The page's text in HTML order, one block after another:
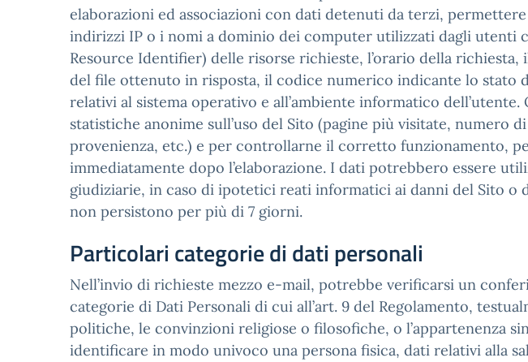
elaborazioni ed associazioni con dati detenuti da terzi,
indirizzi IP o i nomi a dominio dei computer utilizzati dagli utenti
Resource Identifier) delle risorse richieste, l’orario della
del file ottenuto in risposta, il codice numerico indicante lo stato
relativi al sistema operativo e all’ambiente informatico
statistiche anonime sull’uso del Sito (pagine più visitate, numero
provenienza, etc.) e per controllarne il corretto funzionamento,
immediatamente dopo l’elaborazione. I dati potrebbero essere
giudiziarie, in caso di ipotetici reati informatici ai danni del Sito o
non persistono per più di 7 giorni.
Particolari categorie di dati personali
Nell’invio di richieste mezzo e-mail, potrebbe verificarsi un
categorie di Dati Personali di cui all’art. 9 del Regolamento,
politiche, le convinzioni religiose o filosofiche, o l’appartenenza
identificare in modo univoco una persona fisica, dati relativi alla